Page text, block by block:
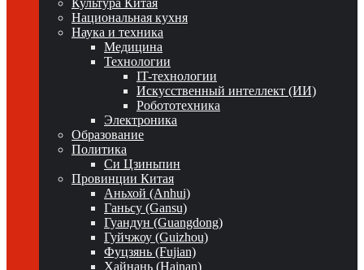
Культура Китая
Национальная кухня
Наука и техника
Медицина
Технологии
IT-технологии
Искусственный интеллект (ИИ)
Робототехника
Электроника
Образование
Политика
Си Цзиньпин
Провинции Китая
Аньхой (Anhui)
Ганьсу (Gansu)
Гуандун (Guangdong)
Гуйчжоу (Guizhou)
Фуцзянь (Fujian)
Хайнань (Hainan)